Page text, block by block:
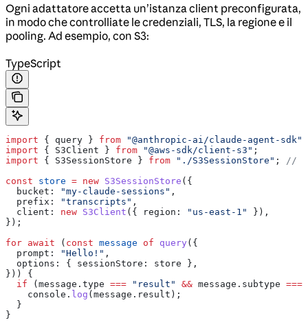
Ogni adattatore accetta un’istanza client preconfigurata,
in modo che controlliate le credenziali, TLS, la regione e il
pooling. Ad esempio, con S3:
TypeScript
import { query } from "@anthropic-ai/claude-agent-sdk"
import { S3Client } from "@aws-sdk/client-s3" ;
import { S3SessionStore } from "./S3SessionStore" ;
//
const store = new S3SessionStore ({
  bucket:
"my-claude-sessions" ,
  prefix:
"transcripts" ,
  client:
new S3Client ({ region: "us-east-1"
}),
});
for await ( const message of query ({
  prompt:
"Hello!" ,
  options:
{ sessionStore: store },
})) {
  if
( message . type === "result" && message . subtype ===
    console
. log ( message . result );
  }
}